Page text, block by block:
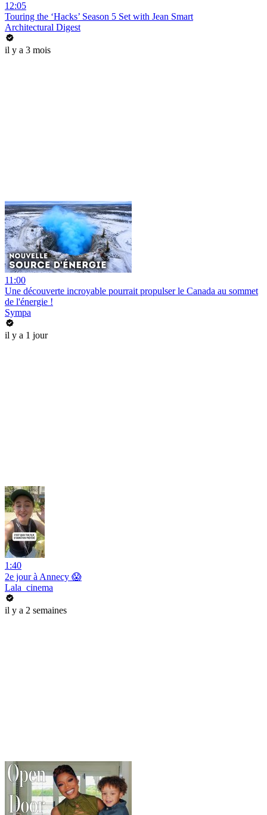
12:05
Touring the ‘Hacks’ Season 5 Set with Jean Smart
Architectural Digest
il y a 3 mois
11:00
Une découverte incroyable pourrait propulser le Canada au sommet
de l'énergie !
Sympa
il y a 1 jour
1:40
2e jour à Annecy 😱
Lala_cinema
il y a 2 semaines